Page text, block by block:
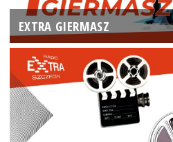
EXTRA GIERMASZ